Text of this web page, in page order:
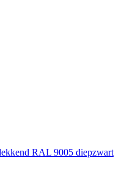
RAL 9005 diepzwart